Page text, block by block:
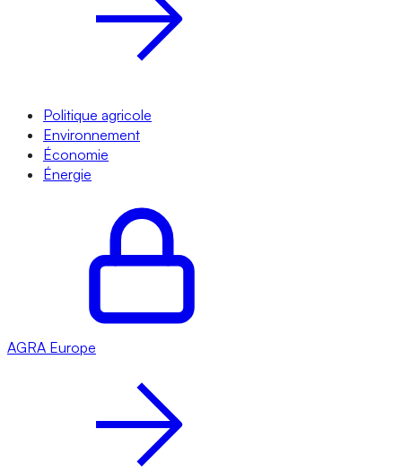
Politique agricole
Environnement
Économie
Énergie
AGRA Europe